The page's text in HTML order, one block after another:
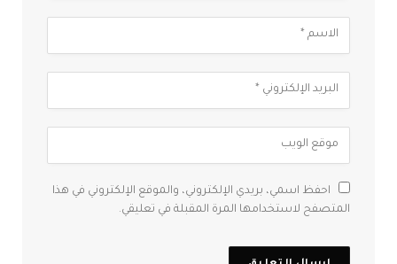
احفظ اسمي، بريدي الإلكتروني، والموقع الإلكتروني في هذا
المتصفح لاستخدامها المرة المقبلة في تعليقي.